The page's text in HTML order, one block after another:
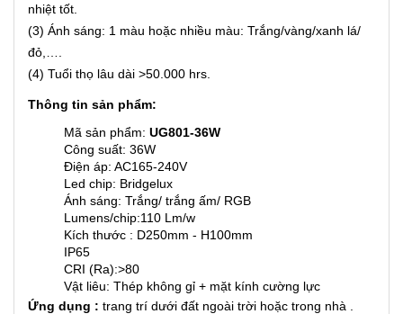
nhiệt tốt.
(3) Ánh sáng: 1 màu hoặc nhiều màu: Trắng/vàng/xanh lá/
đỏ,….
(4) Tuổi thọ lâu dài >50.000 hrs.
Thông tin sản phẩm:
Mã sản phẩm: UG801-36W
Công suất: 36W
Điện áp: AC165-240V
Led chip: Bridgelux
Ánh sáng: Trắng/ trắng ấm/ RGB
Lumens/chip:110 Lm/w
Kích thước : D250mm - H100mm
IP65
CRI (Ra):>80
Vật liêu: Thép không gỉ + mặt kính cường lực
Ứng dụng : trang trí dưới đất ngoài trời hoặc trong nhà .